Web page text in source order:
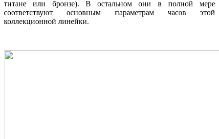
титане или бронзе). В остальном они в полной мере
соответствуют основным параметрам часов этой
коллекционной линейки.